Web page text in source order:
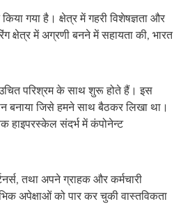
गया है। क्षेत्र में गहरी विशेषज्ञता और
में अग्रणी बनने में सहायता की, भारत
परिश्रम के साथ शुरू होते हैं। इस
जिसे हमने साथ बैठकर लिखा था।
हाइपरस्केल संदर्भ में कंपोनेन्ट
तथा अपने ग्राहक और कर्मचारी
अपेक्षाओं को पार कर चुकी वास्तविकता